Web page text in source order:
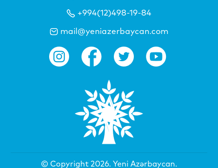
+994(12)498-19-84
mail@yeniazerbaycan.com
© Copyright 2026. Yeni Azərbaycan.